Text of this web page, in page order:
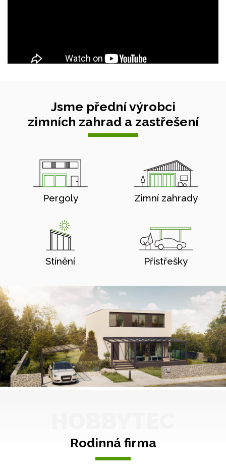
Jsme přední výrobci
zimních zahrad a zastřešení
Pergoly Zimní zahrady
Stínění Přístřešky
Rodinná firma